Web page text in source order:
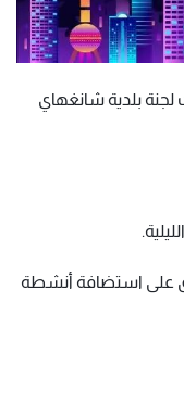
لجنة بلدية شانغهاي
على استضافة أنشطة